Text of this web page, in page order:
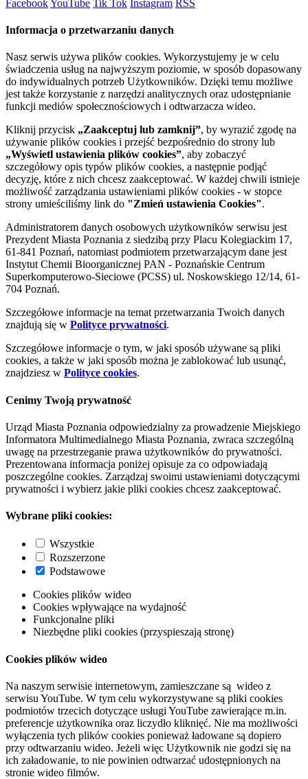
FacebookYouTube Tik Tok Instagram RSS
Informacja o przetwarzaniu danych
Nasz serwis używa plików cookies. Wykorzystujemy je w celu
świadczenia usług na najwyższym poziomie, w sposób dopasowany
do indywidualnych potrzeb Użytkowników. Dzięki temu możliwe
jest także korzystanie z narzędzi analitycznych oraz udostępnianie
funkcji mediów społecznościowych i odtwarzacza wideo.
Kliknij przycisk „Zaakceptuj lub zamknij”, by wyrazić zgodę na
używanie plików cookies i przejść bezpośrednio do strony lub
„Wyświetl ustawienia plików cookies”, aby zobaczyć
szczegółowy opis typów plików cookies, a następnie podjąć
decyzję, które z nich chcesz zaakceptować. W każdej chwili istnieje
możliwość zarządzania ustawieniami plików cookies - w stopce
strony umieściliśmy link do "Zmień ustawienia Cookies".
Administratorem danych osobowych użytkowników serwisu jest
Prezydent Miasta Poznania z siedzibą przy Placu Kolegiackim 17,
61-841 Poznań, natomiast podmiotem przetwarzającym dane jest
Instytut Chemii Bioorganicznej PAN - Poznańskie Centrum
Superkomputerowo-Sieciowe (PCSS) ul. Noskowskiego 12/14, 61-
704 Poznań.
Szczegółowe informacje na temat przetwarzania Twoich danych
znajdują się w Polityce prywatności.
Szczegółowe informacje o tym, w jaki sposób używane są pliki
cookies, a także w jaki sposób można je zablokować lub usunąć,
znajdziesz w Polityce cookies.
Cenimy Twoją prywatność
Urząd Miasta Poznania odpowiedzialny za prowadzenie Miejskiego
Informatora Multimedialnego Miasta Poznania, zwraca szczególną
uwagę na przestrzeganie prawa użytkowników do prywatności.
Prezentowana informacja poniżej opisuje za co odpowiadają
poszczególne cookies. Zarządzaj swoimi ustawieniami dotyczącymi
prywatności i wybierz jakie pliki cookies chcesz zaakceptować.
Wybrane pliki cookies:
Wszystkie
Rozszerzone
Podstawowe
Cookies plików wideo
Cookies wpływające na wydajność
Funkcjonalne pliki
Niezbędne pliki cookies (przyspieszają stronę)
Cookies plików wideo
Na naszym serwisie internetowym, zamieszczane są wideo z
serwisu YouTube. W tym celu wykorzystywane są pliki cookies
podmiotów trzecich dotyczące usługi YouTube zawierające m.in.
preferencje użytkownika oraz liczydło kliknięć. Nie ma możliwości
wyłączenia tych plików cookies ponieważ ładowane są dopiero
przy odtwarzaniu wideo. Jeżeli więc Użytkownik nie godzi się na
ich załadowanie, to nie powinien odtwarzać udostępnionych na
stronie wideo filmów.